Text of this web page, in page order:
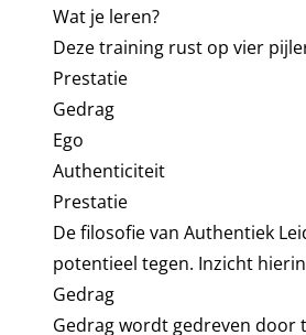
Wat je leren?
Deze training rust op vier
Prestatie
Gedrag
Ego
Authenticiteit
Prestatie
De filosofie van Authentiek
potentieel tegen. Inzicht
Gedrag
Gedrag wordt gedreven door